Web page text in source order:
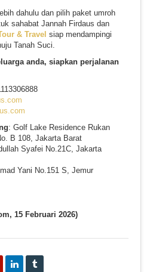
dahulu dan pilih paket umroh
sahabat Jannah Firdaus dan
& Travel siap mendampingi
Tanah Suci.
anda, siapkan perjalanan
: Golf Lake Residence Rukan
B 108, Jakarta Barat
Syafei No.21C, Jakarta
Yani No.151 S, Jemur
15 Februari 2026)